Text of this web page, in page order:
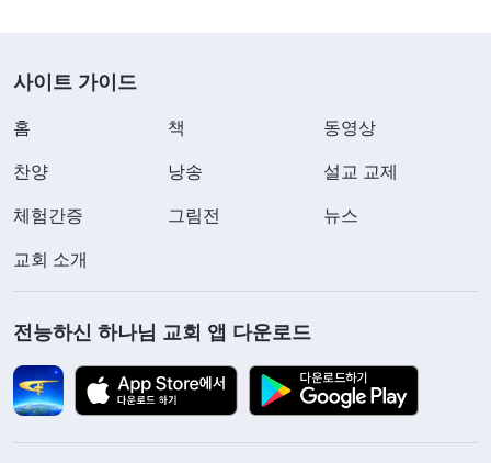
사이트 가이드
홈 책 동영상
찬양 낭송 설교 교제
체험간증 그림전 뉴스
교회 소개
전능하신 하나님 교회 앱 다운로드